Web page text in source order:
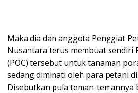
Maka dia dan anggota Penggiat
Nusantara terus membuat sendiri
(POC) tersebut untuk tanaman
sedang diminati oleh para petani
Disebutkan pula teman-temannya